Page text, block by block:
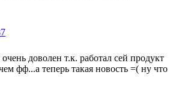
доволен т.к. работал сей продукт
фф...а теперь такая новость =( ну что